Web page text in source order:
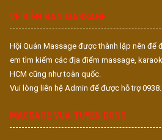
VỀ DIỄN ĐÀN MASSAGE
Hội Quán Massage được thành lập nên để
em tìm kiếm các địa điểm massage,
HCM cũng như toàn quốc.
Vui lòng liên hệ Admin để được hỗ trợ
MASSAGE VUA TUYỂN DỤNG